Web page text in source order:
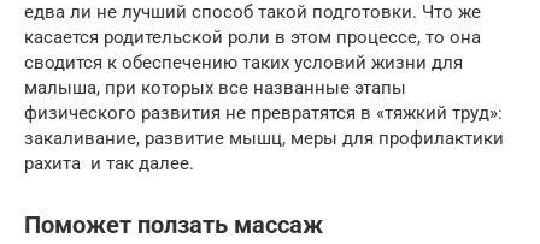
едва ли не лучший способ такой подготовки. Что же
касается родительской роли в этом процессе, то она
сводится к обеспечению таких условий жизни для
малыша, при которых все названные этапы
физического развития не превратятся в «тяжкий труд»:
закаливание, развитие мышц, меры для профилактики
рахита и так далее.
Поможет ползать массаж